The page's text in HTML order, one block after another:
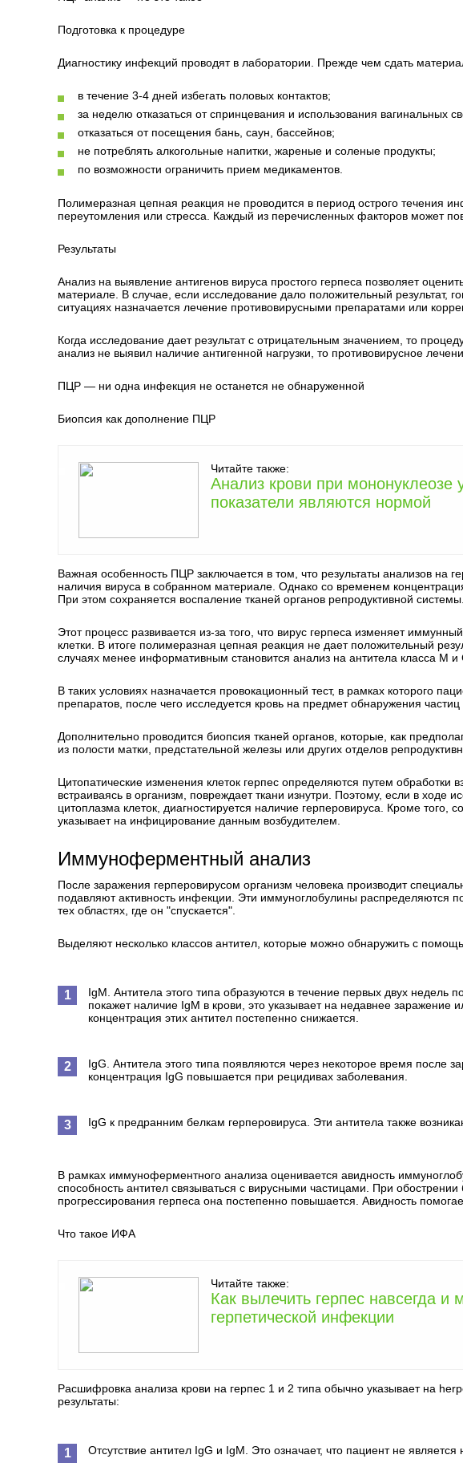
Подготовка к процедуре
Диагностику инфекций проводят в лаборатории. Прежде чем сдать
в течение 3-4 дней избегать половых контактов;
за неделю отказаться от спринцевания и использования вагинальных
отказаться от посещения бань, саун, бассейнов;
не потреблять алкогольные напитки, жареные и соленые продукты;
по возможности ограничить прием медикаментов.
Полимеразная цепная реакция не проводится в период острого течения
переутомления или стресса. Каждый из перечисленных факторов может
Результаты
Анализ на выявление антигенов вируса простого герпеса позволяет
материале. В случае, если исследование дало положительный результат,
ситуациях назначается лечение противовирусными препаратами или
Когда исследование дает результат с отрицательным значением, то
анализ не выявил наличие антигенной нагрузки, то противовирусное
ПЦР — ни одна инфекция не останется не обнаруженной
Биопсия как дополнение ПЦР
Читайте также:
Анализ крови при мононуклеозе
показатели являются нормой
Важная особенность ПЦР заключается в том, что результаты анализов на
наличия вируса в собранном материале. Однако со временем
При этом сохраняется воспаление тканей органов репродуктивной системы.
Этот процесс развивается из-за того, что вирус герпеса изменяет
клетки. В итоге полимеразная цепная реакция не дает положительный
случаях менее информативным становится анализ на антитела класса М и
В таких условиях назначается провокационный тест, в рамках которого
препаратов, после чего исследуется кровь на предмет обнаружения частиц
Дополнительно проводится биопсия тканей органов, которые, как
из полости матки, предстательной железы или других отделов
Цитопатические изменения клеток герпес определяются путем
встраиваясь в организм, повреждает ткани изнутри. Поэтому, если в ходе
цитоплазма клеток, диагностируется наличие герперовируса. Кроме того,
указывает на инфицирование данным возбудителем.
Иммуноферментный анализ
После заражения герперовирусом организм человека производит
подавляют активность инфекции. Эти иммуноглобулины распределяются
тех областях, где он "спускается".
Выделяют несколько классов антител, которые можно обнаружить с
IgM. Антитела этого типа образуются в течение первых двух
покажет наличие IgM в крови, это указывает на недавнее заражение
концентрация этих антител постепенно снижается.
IgG. Антитела этого типа появляются через некоторое время после
концентрация IgG повышается при рецидивах заболевания.
IgG к предранним белкам герперовируса. Эти антитела также
В рамках иммуноферментного анализа оценивается авидность
способность антител связываться с вирусными частицами. При
прогрессирования герпеса она постепенно повышается. Авидность
Что такое ИФА
Читайте также:
Как вылечить герпес навсегда и
герпетической инфекции
Расшифровка анализа крови на герпес 1 и 2 типа обычно указывает на
результаты:
Отсутствие антител IgG и IgM. Это означает, что пациент не является